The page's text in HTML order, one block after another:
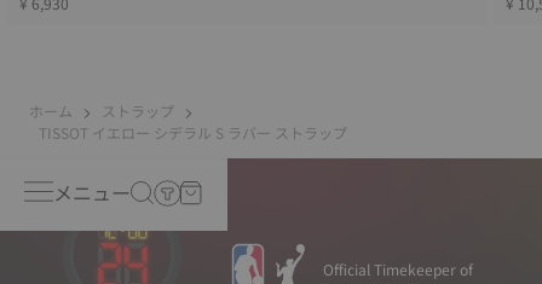
ホーム
ストラップ
TISSOT イエロー シデラル S ラバー ストラップ
メニュー
Official Timekeeper of